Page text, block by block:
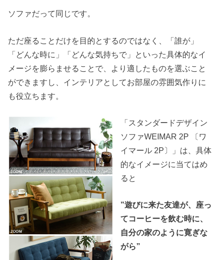
ソファだって同じです。
ただ座ることだけを目的とするのではなく、「誰が」
「どんな時に」「どんな気持ちで」といった具体的なイ
メージを膨らませることで、より適したものを選ぶこと
ができますし、インテリアとしてお部屋の雰囲気作りに
も役立ちます。
「スタンダードデザイン
ソファWEIMAR 2P 〔ワ
イマール 2P〕」は、具体
的なイメージに当てはめ
ると
”遊びに来た友達が、座っ
てコーヒーを飲む時に、
自分の家のように寛ぎな
がら”